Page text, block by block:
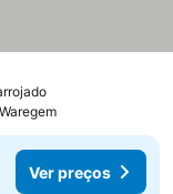
Ver preços